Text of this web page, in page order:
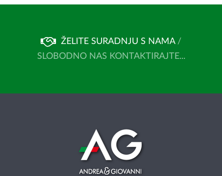
ŽELITE SURADNJU S NAMA /
SLOBODNO NAS KONTAKTIRAJTE...